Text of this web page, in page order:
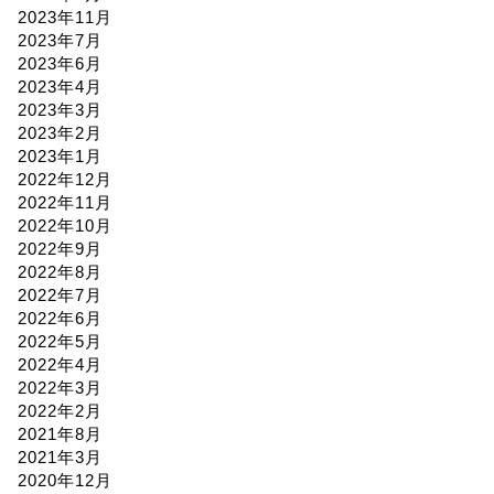
2023年11月
2023年7月
2023年6月
2023年4月
2023年3月
2023年2月
2023年1月
2022年12月
2022年11月
2022年10月
2022年9月
2022年8月
2022年7月
2022年6月
2022年5月
2022年4月
2022年3月
2022年2月
2021年8月
2021年3月
2020年12月